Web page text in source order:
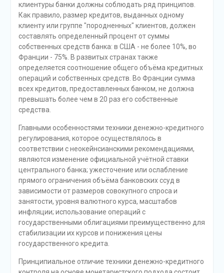
клиентуры банки должны соблюдать ряд принципов.
Как правило, размер кредитов, выданных одному
клиенту или группе "породненных" клиентов, должен
составлять определенный процент от суммы
собственных средств банка: в США - не более 10%, во
Франции - 75%. В развитых странах также
определяется соотношение общего объёма кредитных
операций и собственных средств. Во Франции сумма
всех кредитов, предоставленных банком, не должна
превышать более чем в 20 раз его собственные
средства.
Главными особенностями техники денежно-кредитного
регулирования, которое осуществлялось в
соответствии с неокейнсианскими рекомендациями,
являются изменение официальной учётной ставки
центрального банка; ужесточение или ослабление
прямого ограничения объёма банковских ссуд в
зависимости от размеров совокупного спроса и
занятости, уровня валютного курса, масштабов
инфляции; использование операций с
государственными облигациями преимущественно для
стабилизации их курсов и понижения цены
государственного кредита.
Принципиальное отличие техники денежно-кредитного